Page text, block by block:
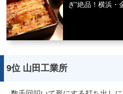
ぎ”絶品！横浜・
9位 山田工業所